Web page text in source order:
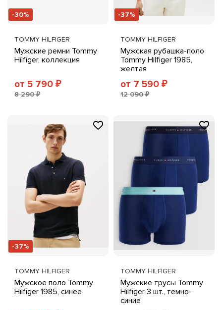
-30%
TOMMY HILFIGER
Мужские ремни Tommy
Hilfiger, коллекция
от 5 790 ₽
8 290 ₽
-37%
TOMMY HILFIGER
Мужская рубашка-поло
Tommy Hilfiger 1985,
желтая
от 7 590 ₽
12 090 ₽
-37%
TOMMY HILFIGER
Мужское поло Tommy
Hilfiger 1985, синее
TOMMY HILFIGER
Мужские трусы Tommy
Hilfiger 3 шт., темно-
синие